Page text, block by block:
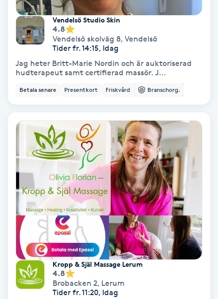
Hatha Yoga
Headspa
Healing
Hollywood Peel
Hot Stone Massage
Hot yoga
Hudföryngring
Huduppstramning
Vendelsö Studio Skin
4.8
Vendelsö skolväg 8, Vendelsö
Tider fr. 14:15, Idag
Jag heter Britt-Marie Nordin och är auktoriserad
hudterapeut samt certifierad massör. J...
Betala senare Presentkort Friskvård Branschorg.
Kropp & Själ Massage Lerum
4.8
Brobacken 2, Lerum
Tider fr. 11:20, Idag